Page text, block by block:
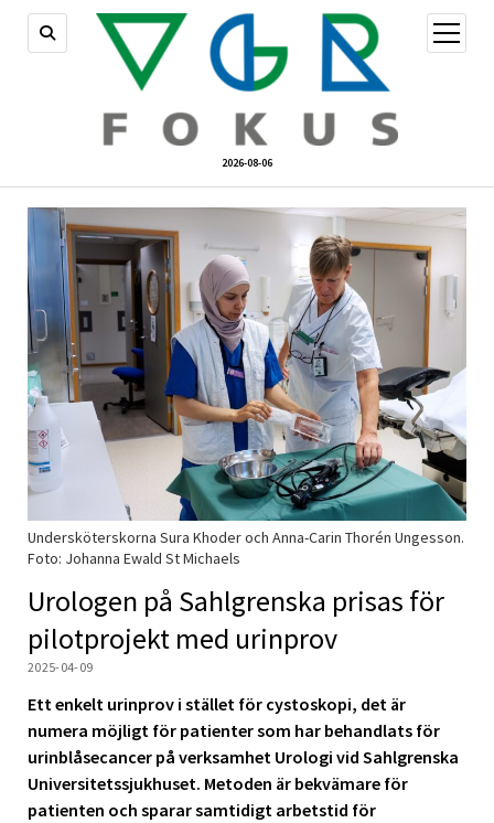
2026-08-06
öppna
meny
Undersköterskorna Sura Khoder och Anna-Carin Thorén Ungesson.
Foto: Johanna Ewald St Michaels
Urologen på Sahlgrenska prisas för
pilotprojekt med urinprov
2025-04-09
Ett enkelt urinprov i stället för cystoskopi, det är
numera möjligt för patienter som har behandlats för
urinblåsecancer på verksamhet Urologi vid Sahlgrenska
Universitetssjukhuset. Metoden är bekvämare för
patienten och sparar samtidigt arbetstid för